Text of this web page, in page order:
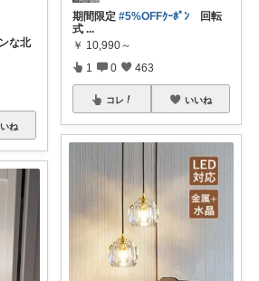
な北
ね
期間限定 #5%OFFｸｰﾎﾟﾝ 回転
式 ...
￥ 10,990～
1 0 463
コレ いいね